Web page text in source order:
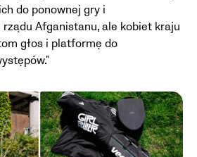
do ponownej gry i
Afganistanu, ale kobiet kraju
głos i platformę do